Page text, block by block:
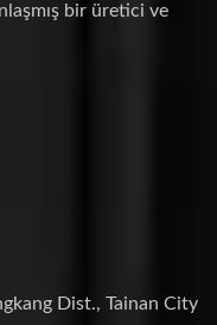
bir üretici ve
Dist., Tainan City